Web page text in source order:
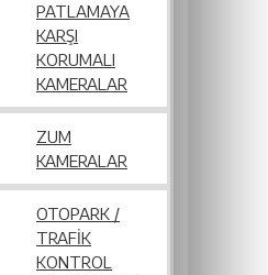
PATLAMAYA
KARŞI
KORUMALI
KAMERALAR
ZUM
KAMERALAR
OTOPARK /
TRAFIK
KONTROL